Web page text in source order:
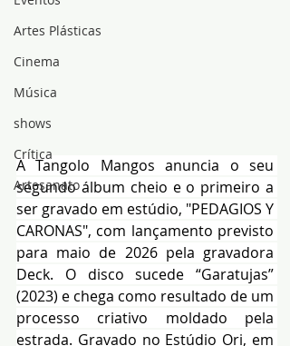
Artes Plásticas
Cinema
Música
shows
Crítica
Artesanato
A Tangolo Mangos anuncia o seu
segundo álbum cheio e o primeiro a
ser gravado em estúdio, "PEDAGIOS Y
CARONAS", com lançamento previsto
para maio de 2026 pela gravadora
Deck. O disco sucede “Garatujas”
(2023) e chega como resultado de um
processo criativo moldado pela
estrada. Gravado no Estúdio Ori, em